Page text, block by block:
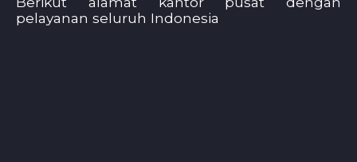
pelayanan seluruh Indonesia